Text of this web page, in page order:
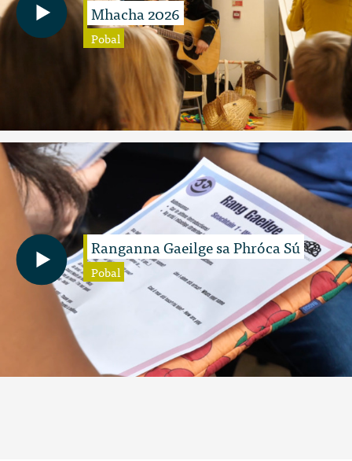
Mhacha 2026
Pobal
Ranganna Gaeilge sa Phróca Sú
Pobal